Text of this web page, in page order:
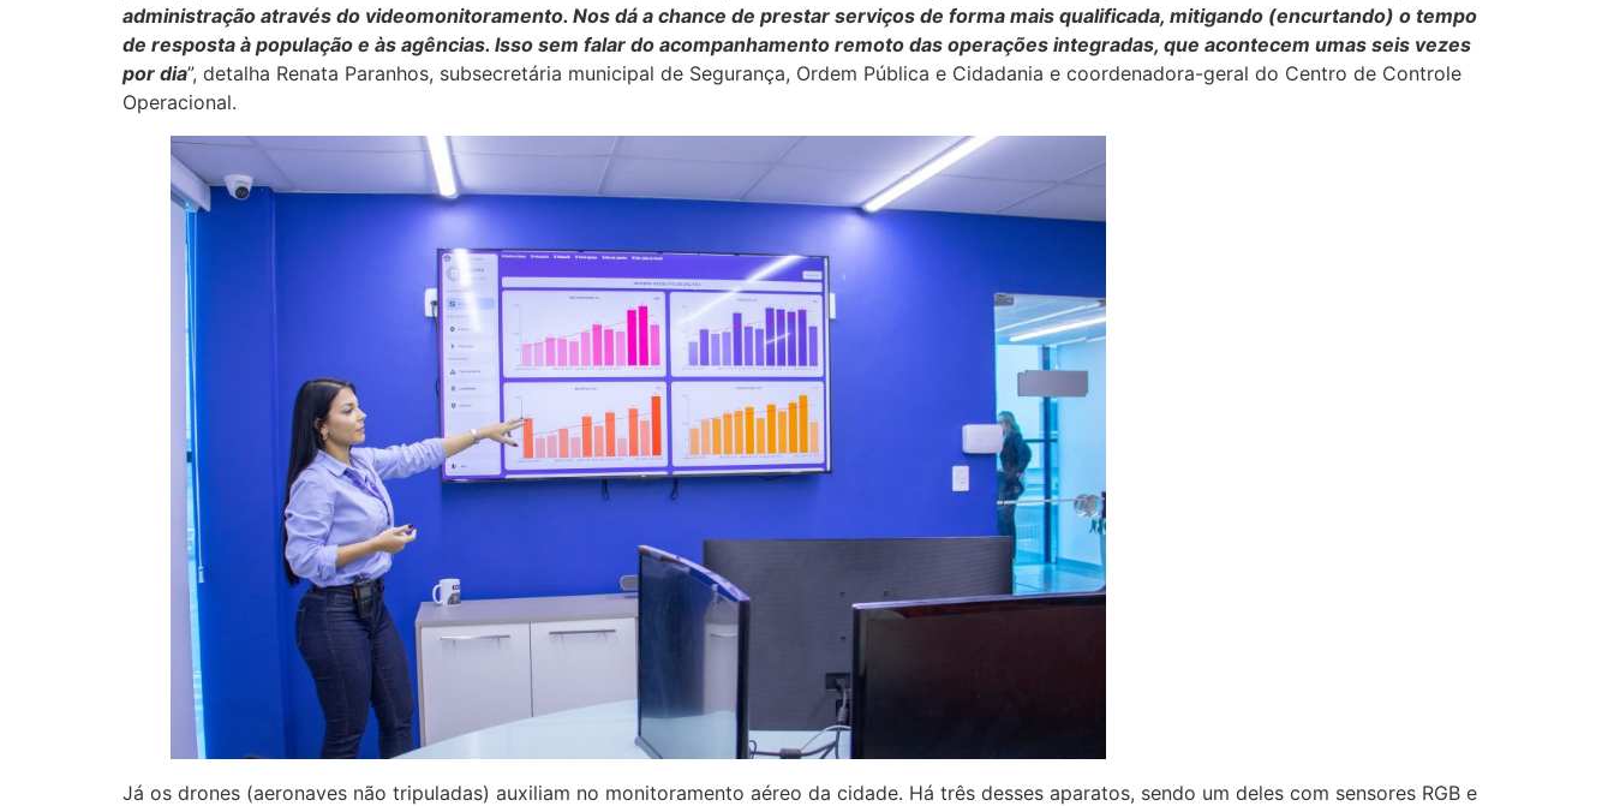
administração através do videomonitoramento. Nos dá a chance de prestar serviços de forma mais qualificada, mitigando (encurtando) o tempo
de resposta à população e às agências. Isso sem falar do acompanhamento remoto das operações integradas, que acontecem umas seis vezes
por dia”, detalha Renata Paranhos, subsecretária municipal de Segurança, Ordem Pública e Cidadania e coordenadora-geral do Centro de Controle
Operacional.
Já os drones (aeronaves não tripuladas) auxiliam no monitoramento aéreo da cidade. Há três desses aparatos, sendo um deles com sensores RGB e